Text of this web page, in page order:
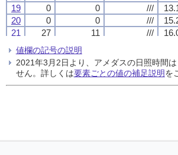
19
0 0 ///
20
0 0 ///
21
27 11 ///
22
36
23
9 4 /// 8.4
24
37 9 ///
30
0 0 ///
19
0 0 ///
20
0 0 ///
21
27 11 ///
22
36
23
9 4 /// 8.4
24
37 9 ///
30
0 0 ///
19
0 0 ///
20
0 0 ///
21
27 11 ///
22
36
23
9 4 /// 8.4
24
37 9 ///
30
0 0 ///
19
0 0 ///
20
0 0 ///
21
27 11 ///
22
36
23
9 4 /// 8.4
24
37 9 ///
30
0 0 ///
値欄の記号の説明
2021年3月2日より、アメダスの日照時間
せん。詳しくは要素ごとの値の補足説明を